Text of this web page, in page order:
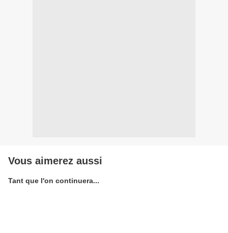
Vous aimerez aussi
Tant que l'on continuera...